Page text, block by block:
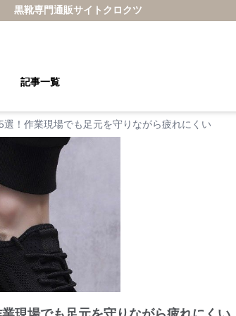
黒靴専門通販サイト クロクツ
記事一覧
！作業現場でも足元を守りながら疲れにくい